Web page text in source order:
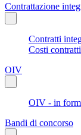
Contrattazione
Contratti
Costi
OIV
OIV - in
Bandi di concorso